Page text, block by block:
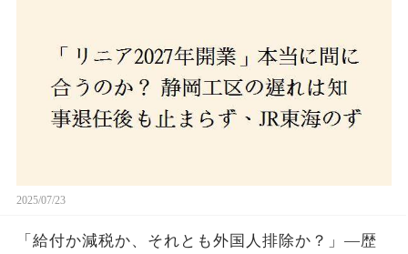
2025/07/23
「給付か減税か、それとも外国人排除か？」―歴